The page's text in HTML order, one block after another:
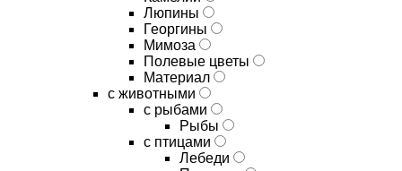
Люпины
Георгины
Мимоза
Полевые цветы
Материал
с животными
с рыбами
Рыбы
с птицами
Лебеди